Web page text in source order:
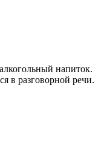
напиток.
в разговорной речи.